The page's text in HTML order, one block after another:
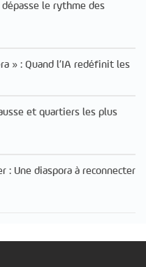
le rythme des
» : Quand l’IA redéfinit les
et quartiers les plus
: Une diaspora à reconnecter